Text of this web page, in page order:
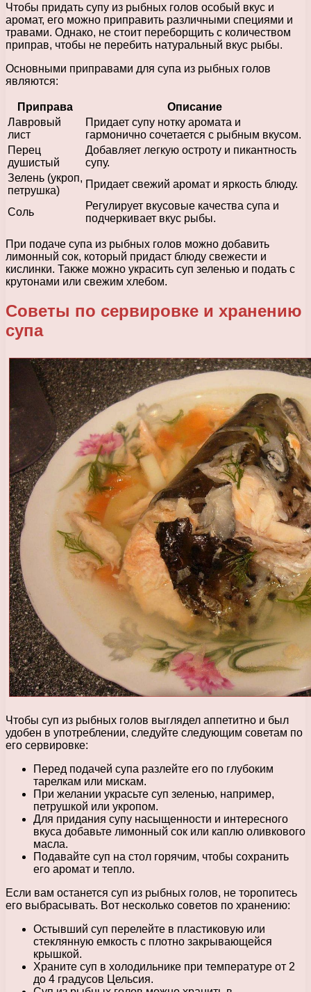
Чтобы придать супу из рыбных голов особый вкус и
аромат, его можно приправить различными специями и
травами. Однако, не стоит переборщить с количеством
приправ, чтобы не перебить натуральный вкус рыбы.
Основными приправами для супа из рыбных голов
являются:
Приправа
Описание
Лавровый
лист
Придает супу нотку аромата и
гармонично сочетается с рыбным вкусом.
Перец
душистый
Добавляет легкую остроту и пикантность
супу.
Зелень (укроп,
петрушка)
Придает свежий аромат и яркость блюду.
Соль
Регулирует вкусовые качества супа и
подчеркивает вкус рыбы.
При подаче супа из рыбных голов можно добавить
лимонный сок, который придаст блюду свежести и
кислинки. Также можно украсить суп зеленью и подать с
крутонами или свежим хлебом.
Советы по сервировке и хранению
супа
Чтобы суп из рыбных голов выглядел аппетитно и был
удобен в употреблении, следуйте следующим советам по
его сервировке:
Перед подачей супа разлейте его по глубоким
тарелкам или мискам.
При желании украсьте суп зеленью, например,
петрушкой или укропом.
Для придания супу насыщенности и интересного
вкуса добавьте лимонный сок или каплю оливкового
масла.
Подавайте суп на стол горячим, чтобы сохранить
его аромат и тепло.
Если вам останется суп из рыбных голов, не торопитесь
его выбрасывать. Вот несколько советов по хранению:
Остывший суп перелейте в пластиковую или
стеклянную емкость с плотно закрывающейся
крышкой.
Храните суп в холодильнике при температуре от 2
до 4 градусов Цельсия.